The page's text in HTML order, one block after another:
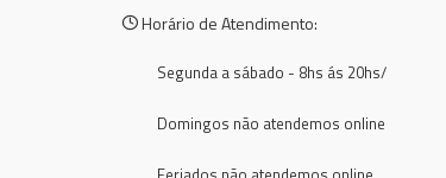
Horário de Atendimento:
Segunda a sábado - 8hs ás 20hs/
Domingos não atendemos online